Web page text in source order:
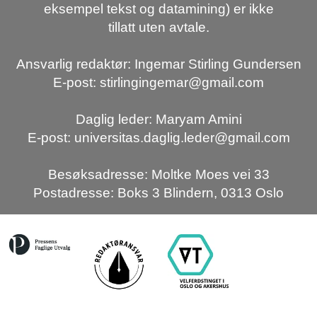
eksempel tekst og datamining) er ikke
tillatt uten avtale.
Ansvarlig redaktør: Ingemar Stirling Gundersen
E-post: stirlingingemar@gmail.com
Daglig leder: Maryam Amini
E-post: universitas.daglig.leder@gmail.com
Besøksadresse: Moltke Moes vei 33
Postadresse: Boks 3 Blindern, 0313 Oslo